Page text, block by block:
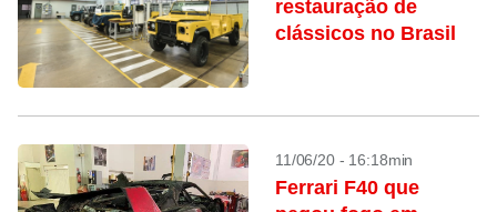
restauração de
clássicos no Brasil
11/06/20 - 16:18min
Ferrari F40 que